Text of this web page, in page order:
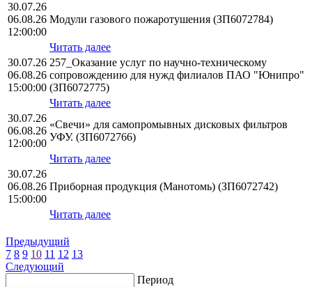
30.07.26
06.08.26
12:00:00
Модули газового пожаротушения (ЗП6072784)
Читать далее
30.07.26
06.08.26
15:00:00
257_Оказание услуг по научно-техническому
сопровождению для нужд филиалов ПАО "Юнипро"
(ЗП6072775)
Читать далее
30.07.26
06.08.26
12:00:00
«Свечи» для самопромывных дисковых фильтров
УФУ. (ЗП6072766)
Читать далее
30.07.26
06.08.26
15:00:00
Приборная продукция (Манотомь) (ЗП6072742)
Читать далее
Предыдущий
7 8 9 10 11 12 13
Следующий
Период